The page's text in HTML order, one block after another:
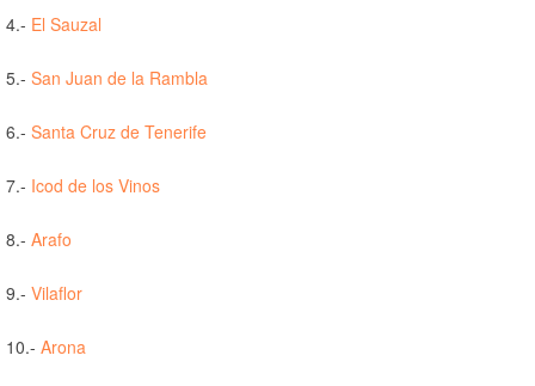
4.- El Sauzal
5.- San Juan de la Rambla
6.- Santa Cruz de Tenerife
7.- Icod de los Vinos
8.- Arafo
9.- Vilaflor
10.- Arona